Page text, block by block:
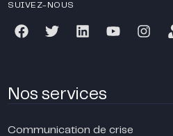
SUIVEZ-NOUS
Nos services
Communication de crise